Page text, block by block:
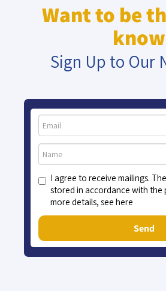
Want to be
Sign Up to Our
I agree to receive mailings.
stored in accordance with the
more details, see here
Send